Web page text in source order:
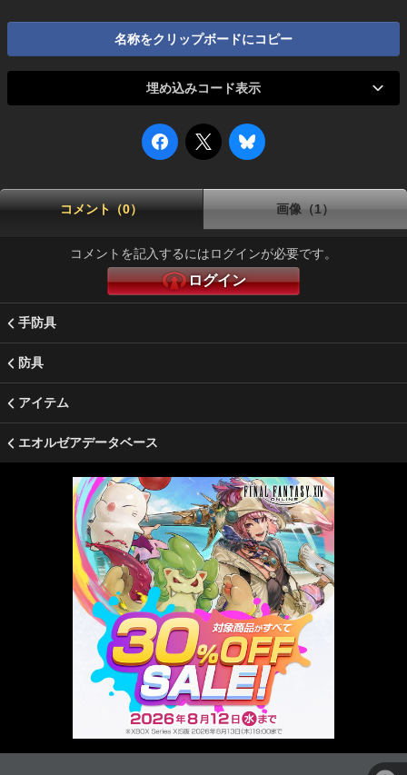
名称をクリップボードにコピー
埋め込みコード表示
コメント（0） 画像（1）
コメントを記入するにはログインが必要です。
ログイン
手防具
防具
アイテム
エオルゼアデータベース